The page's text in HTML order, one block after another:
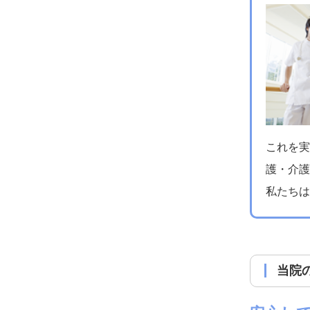
これを
護・介
私たち
当